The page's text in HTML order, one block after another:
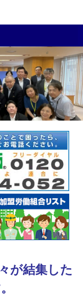
わクラ
が結集した